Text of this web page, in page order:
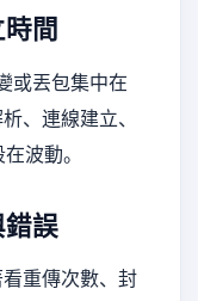
間
或丟包集中在
、連線建立、
波動。
誤
重傳次數、封